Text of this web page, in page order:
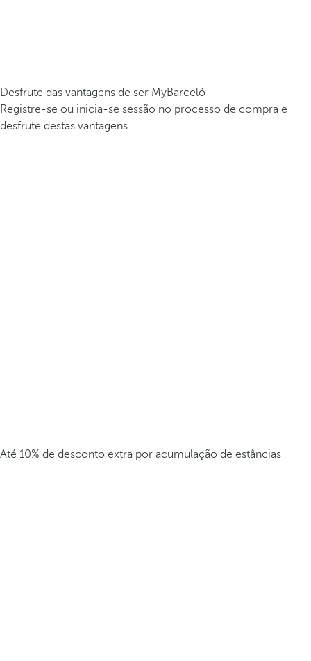
Desfrute das vantagens de ser MyBarceló
Registre-se ou inicia-se sessão no processo de compra e
desfrute destas vantagens.
Até 10% de desconto extra por acumulação de estâncias